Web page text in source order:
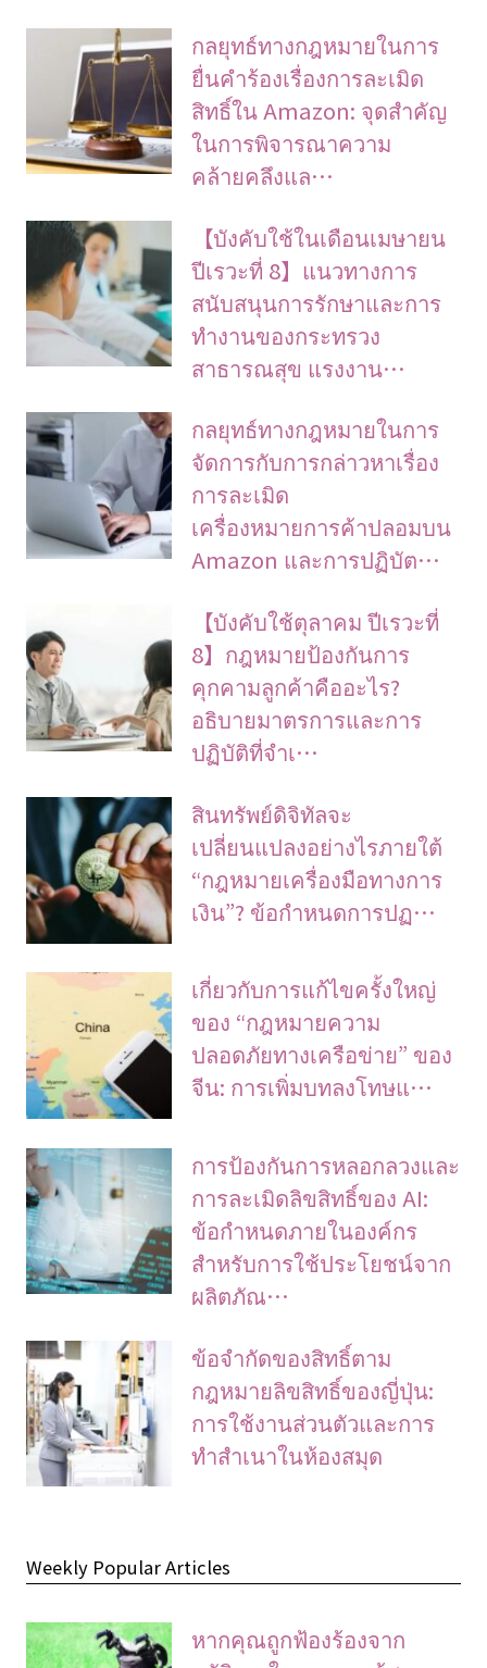
กลยุทธ์ทางกฎหมายในการ
ยื่นคำร้องเรื่องการละเมิด
สิทธิ์ใน Amazon: จุดสำคัญ
ในการพิจารณาความ
คล้ายคลึงแล…
【บังคับใช้ในเดือนเมษายน
ปีเรวะที่ 8】แนวทางการ
สนับสนุนการรักษาและการ
ทำงานของกระทรวง
สาธารณสุข แรงงาน…
กลยุทธ์ทางกฎหมายในการ
จัดการกับการกล่าวหาเรื่อง
การละเมิด
เครื่องหมายการค้าปลอมบน
Amazon และการปฏิบัต…
【บังคับใช้ตุลาคม ปีเรวะที่
8】กฎหมายป้องกันการ
คุกคามลูกค้าคืออะไร?
อธิบายมาตรการและการ
ปฏิบัติที่จำเ…
สินทรัพย์ดิจิทัลจะ
เปลี่ยนแปลงอย่างไรภายใต้
“กฎหมายเครื่องมือทางการ
เงิน”? ข้อกำหนดการปฏ…
เกี่ยวกับการแก้ไขครั้งใหญ่
ของ “กฎหมายความ
ปลอดภัยทางเครือข่าย” ของ
จีน: การเพิ่มบทลงโทษแ…
การป้องกันการหลอกลวงและ
การละเมิดลิขสิทธิ์ของ AI:
ข้อกำหนดภายในองค์กร
สำหรับการใช้ประโยชน์จาก
ผลิตภัณ…
ข้อจํากัดของสิทธิ์ตาม
กฎหมายลิขสิทธิ์ของญี่ปุ่น:
การใช้งานส่วนตัวและการ
ทําสําเนาในห้องสมุด
Weekly Popular Articles
หากคุณถูกฟ้องร้องจาก